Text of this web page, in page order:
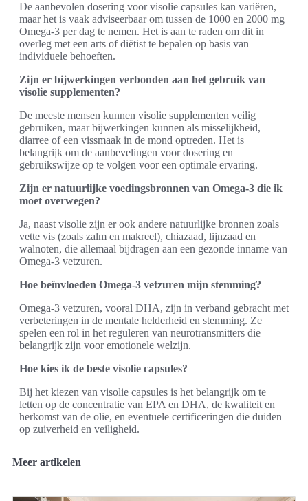
De aanbevolen dosering voor visolie capsules kan variëren,
maar het is vaak adviseerbaar om tussen de 1000 en 2000 mg
Omega-3 per dag te nemen. Het is aan te raden om dit in
overleg met een arts of diëtist te bepalen op basis van
individuele behoeften.
Zijn er bijwerkingen verbonden aan het gebruik van
visolie supplementen?
De meeste mensen kunnen visolie supplementen veilig
gebruiken, maar bijwerkingen kunnen als misselijkheid,
diarree of een vissmaak in de mond optreden. Het is
belangrijk om de aanbevelingen voor dosering en
gebruikswijze op te volgen voor een optimale ervaring.
Zijn er natuurlijke voedingsbronnen van Omega-3 die ik
moet overwegen?
Ja, naast visolie zijn er ook andere natuurlijke bronnen zoals
vette vis (zoals zalm en makreel), chiazaad, lijnzaad en
walnoten, die allemaal bijdragen aan een gezonde inname van
Omega-3 vetzuren.
Hoe beïnvloeden Omega-3 vetzuren mijn stemming?
Omega-3 vetzuren, vooral DHA, zijn in verband gebracht met
verbeteringen in de mentale helderheid en stemming. Ze
spelen een rol in het reguleren van neurotransmitters die
belangrijk zijn voor emotionele welzijn.
Hoe kies ik de beste visolie capsules?
Bij het kiezen van visolie capsules is het belangrijk om te
letten op de concentratie van EPA en DHA, de kwaliteit en
herkomst van de olie, en eventuele certificeringen die duiden
op zuiverheid en veiligheid.
Meer artikelen